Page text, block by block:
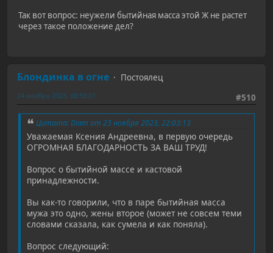
Так вот вопрос: неужели бытийная масса этой Ж не растет
через такое положение дел?
Блондинка в огне
Постоялец
#510
24 ноября 2023, 08:59:01
Цитата: Diam от 23 ноября 2023, 22:03:13
Уважаемая Ксения Андреевна, в первую очередь
ОГРОМНАЯ БЛАГОДАРНОСТЬ ЗА ВАШ ТРУД!
Вопрос о бытийной массе и кастовой
принадлежности.
Вы как-то говорили, что в паре бытийная масса
мужа это одно, жены второе (может не совсем теми
словами сказала, как сумела и как поняла).
Вопрос следующий: